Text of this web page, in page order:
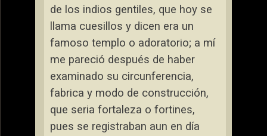
de los indios gentiles, que hoy se
llama cuesillos y dicen era un
famoso templo o adoratorio; a mí
me pareció después de haber
examinado su circunferencia,
fabrica y modo de construcción,
que seria fortaleza o fortines,
pues se registraban aun en día